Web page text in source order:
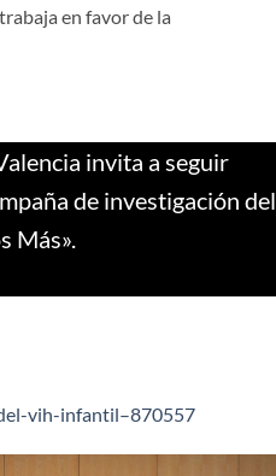
en favor de la
invita a seguir
de investigación del
Más».
vih-infantil–870557